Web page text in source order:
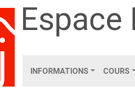
Espace
INFORMATIONS COURS